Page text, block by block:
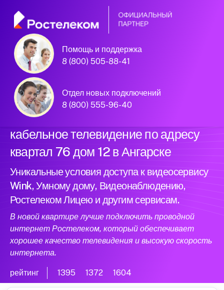
Помощь и поддержка
8 (800) 505-88-41
Отдел новых подключений
8 (800) 555-96-40
Официальный
партнер Ростелеком
Подключили новый интернет и
кабельное телевидение по адресу
квартал 76 дом 12 в Ангарске
Уникальные условия доступа к видеосервису
Wink, Умному дому, Видеонаблюдению,
Ростелеком Лицею и другим сервисам.
В новой квартире лучше подключить проводной
интернет Ростелеком, который обеспечивает
хорошее качество телевидения и высокую скорость
интернета.
рейтинг 1395 1372 1604